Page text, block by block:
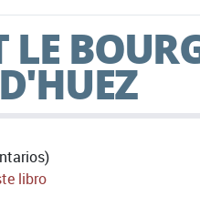
LE
libro